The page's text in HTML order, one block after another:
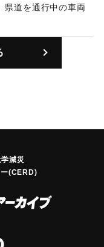
県道を通行中の車両
減災
(CERD)